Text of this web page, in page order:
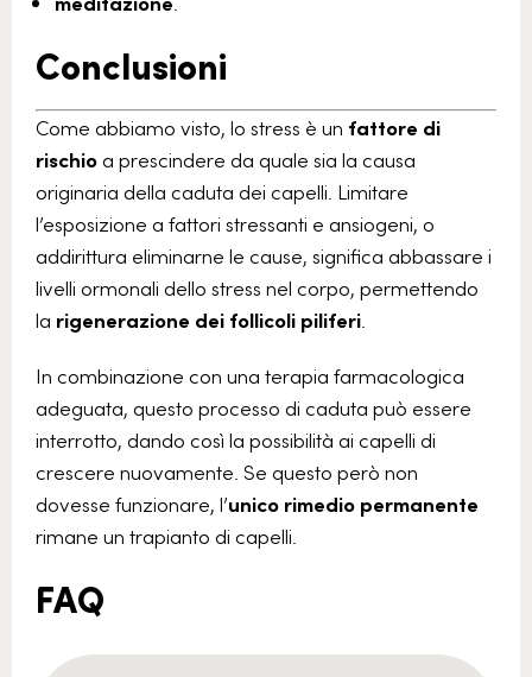
Conclusioni
Come abbiamo visto, lo stress è un fattore di
rischioa prescindere da quale sia la causa
originaria della caduta dei capelli. Limitare
l’esposizione a fattori stressanti e ansiogeni, o
addirittura eliminarne le cause, significa abbassare i
livelli ormonali dello stress nel corpo, permettendo
la rigenerazione dei follicoli piliferi.
In combinazione con una terapia farmacologica
adeguata, questo processo di caduta può essere
interrotto, dando così la possibilità ai capelli di
crescere nuovamente. Se questo però non
dovesse funzionare, l’unico rimedio permanente
rimane un trapianto di capelli.
FAQ